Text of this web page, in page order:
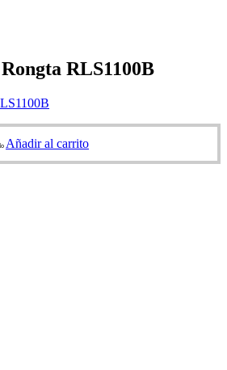
RLS1100B
Añadir al carrito